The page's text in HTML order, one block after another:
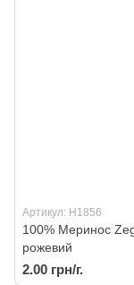
Артикул: H1856
100% Меринос
рожевий
2.00 грн/г.